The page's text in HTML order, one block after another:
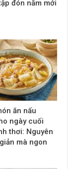
đón năm mới
ăn nấu
ngày cuối
thơi: Nguyên
mà ngon